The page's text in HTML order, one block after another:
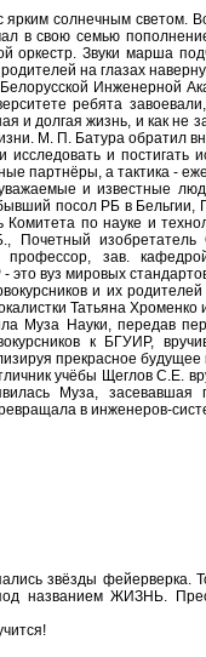
ярким солнечным
в свою семью
оркестр. Звуки марша
на глазах
Инженерной
ребята
и долгая жизнь, и как не
М. П. Батура обратил
исследовать и
партнёры, а тактика -
уважаемые и известные
посол РБ в
по науке и
Почетный
профессор, зав.
вуз мировых
и их
Татьяна
Муза Науки, передав
к БГУИР,
прекрасное
учёбы Щеглов С.Е.
Муза, засевавшая
в инженеров-
звёзды
названием ЖИЗНЬ.